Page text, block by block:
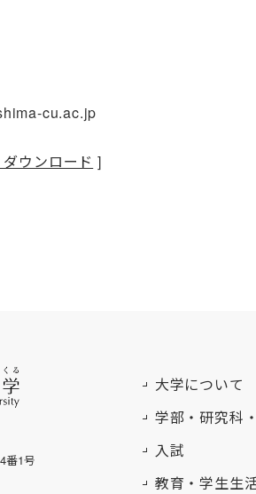
cu.ac.jp
ウンロード ]
番1号
大学について
学部・研究科
入試
教育・学生生